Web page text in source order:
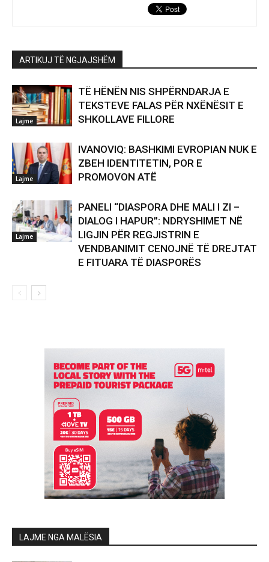
ARTIKUJ TË NGJAJSHËM
Lajme
TË HËNËN NIS SHPËRNDARJA E
TEKSTEVE FALAS PËR NXËNËSIT E
SHKOLLAVE FILLORE
Lajme
IVANOVIQ: BASHKIMI EVROPIAN NUK E
ZBEH IDENTITETIN, POR E
PROMOVON ATË
Lajme
PANELI “DIASPORA DHE MALI I ZI –
DIALOG I HAPUR”: NDRYSHIMET NË
LIGJIN PËR REGJISTRIN E
VENDBANIMIT CENOJNË TË DREJTAT
E FITUARA TË DIASPORËS
LAJME NGA MALËSIA